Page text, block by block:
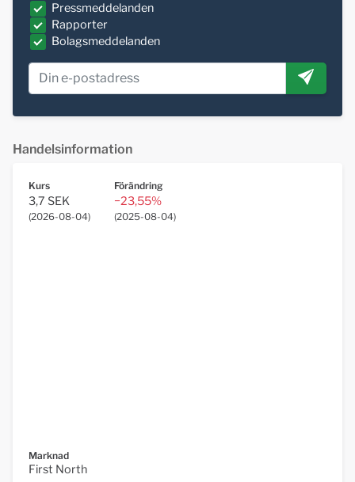
Pressmeddelanden
Rapporter
Bolagsmeddelanden
Handelsinformation
Kurs
3,7 SEK
(2026-08-04)
Förändring
−23,55%
(2025-08-04)
Marknad
First North